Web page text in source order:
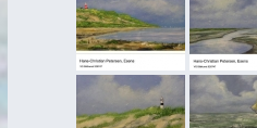
Kleine Freiheit
Mit Kunst Reisen und Speisen
Küsten-Aquarelle